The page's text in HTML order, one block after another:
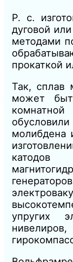
Р. с.
дуговой
методами
прокаткой
Так, сплав
может
молибдена
упругих